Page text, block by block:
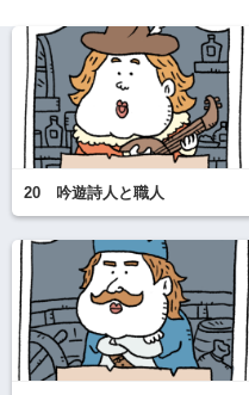
20 吟遊詩人と職人